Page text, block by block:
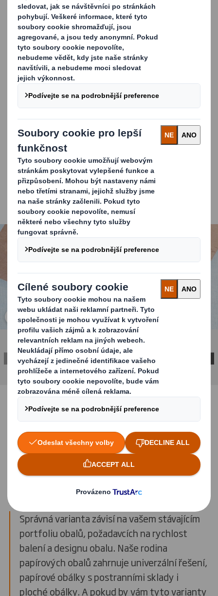
Udržitelné řešení
Papírové obálky DS Smith nejsou výhodné jen z
logistického a ekonomického hlediska. Představují
ekologickou alternativu k plastovým obalům. Díky
speciálně navržené perforaci je lze snadno a rychle
otevřít, takže jsme mohli zcela odstranit plastový trhací
proužek. Výběrem našich produktů nejen
minimalizujete dopad vaší firmy na životní prostředí, ale
také přispíváte k podpoře ekologicky šetrných postupů.
Jde o silné poselství, které posílí image vaší značky a
přiláká stále více uvědomělých zákazníků. Objevte
budoucnost balení s našimi moderními papírovými
obálkami, které spojují péči o životní prostředí,
ekonomiku a efektivitu. Pro více informací o papírových
obálkách si stáhněte brožuru.
Carousel. Use previous and next buttons to move
Kliknutím zobrazíte obrázek
STÁHNOUT PŘÍRUČKU
Seznamte se s rodinou
papírových obálek DS Smith
Správná varianta závisí na vašem stávajícím
portfoliu obalů, požadavcích na rychlost
balení a designu obalu. Naše rodina
papírových obalů zahrnuje univerzální řešení,
papírové obálky s postranními sklady i
ploché obálky. A pokud by vám tyto varianty